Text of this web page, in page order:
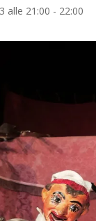
alle 21:00 - 22:00